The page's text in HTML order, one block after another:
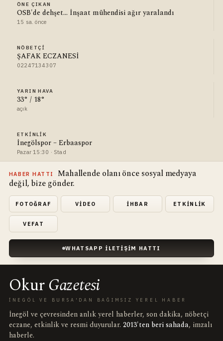
ÖNE ÇIKAN
OSB'de dehşet... İnşaat mühendisi ağır yaralandı
15 sa. önce
NÖBETÇI
ŞAFAK ECZANESİ
02247134307
YARIN HAVA
33° / 18°
açık
ETKINLIK
İnegölspor – Erbaaspor
Pazar 15:30 · Stad
HABER HATTI
Mahallende olanı önce sosyal medyaya
değil, bize gönder.
FOTOĞRAF VIDEO İHBAR ETKINLIK
VEFAT
WHATSAPP İLETIŞIM HATTI
OkurGazetesi
İNEGÖL VE BURSA'DAN BAĞIMSIZ YEREL HABER
İnegöl ve çevresinden anlık yerel haberler, son dakika, nöbetçi
eczane, etkinlik ve resmi duyurular. 2013'ten beri sahada, imzalı
haberle.